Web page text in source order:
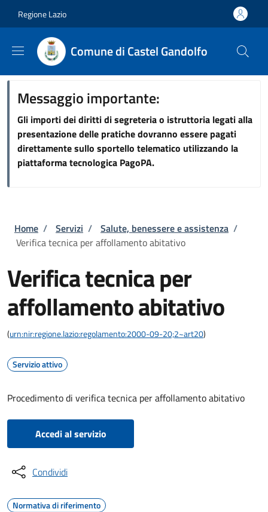
Regione Lazio
Comune di Castel Gandolfo
Messaggio importante:
Gli importi dei diritti di segreteria o istruttoria legati alla
presentazione delle pratiche dovranno essere pagati
direttamente sullo sportello telematico utilizzando la
piattaforma tecnologica PagoPA.
Briciole di pane
Home / Servizi / Salute, benessere e assistenza /
Verifica tecnica per affollamento abitativo
Verifica tecnica per
affollamento abitativo
(urn:nir:regione.lazio:regolamento:2000-09-20;2~art20)
Servizio attivo
Procedimento di verifica tecnica per affollamento abitativo
Accedi al servizio
Condividi
Normativa di riferimento